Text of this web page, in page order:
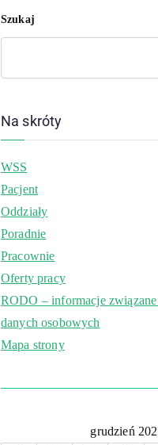
Szukaj
Na skróty
WSS
Pacjent
Oddziały
Poradnie
Pracownie
Oferty pracy
RODO – informacje
danych osobowych
Mapa strony
grudzień